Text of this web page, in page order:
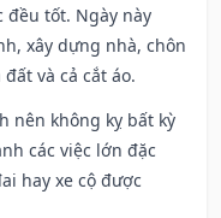
đều tốt. Ngày này
xây dựng nhà, chôn
và cả cắt áo.
nên không kỵ bất kỳ
các việc lớn đặc
hay xe cộ được